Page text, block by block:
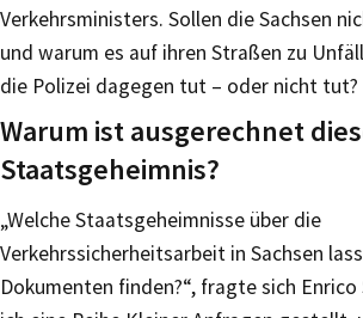
Verkehrsministers. Sollen die Sachsen
und warum es auf ihren Straßen zu
die Polizei dagegen tut – oder nicht tut?
Warum ist ausgerechnet
Staatsgeheimnis?
„Welche Staatsgeheimnisse über die
Verkehrssicherheitsarbeit in Sachsen
Dokumenten finden?“, fragte sich Enrico